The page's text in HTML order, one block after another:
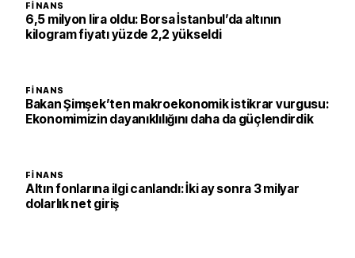
FINANS
6,5 milyon lira oldu: Borsa İstanbul’da altının
kilogram fiyatı yüzde 2,2 yükseldi
FINANS
Bakan Şimşek’ten makroekonomik istikrar vurgusu:
Ekonomimizin dayanıklılığını daha da güçlendirdik
FINANS
Altın fonlarına ilgi canlandı: İki ay sonra 3 milyar
dolarlık net giriş